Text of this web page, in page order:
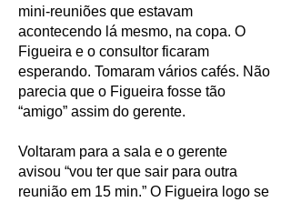
mini-reuniões que estavam
acontecendo lá mesmo, na copa. O
Figueira e o consultor ficaram
esperando. Tomaram vários cafés. Não
parecia que o Figueira fosse tão
“amigo” assim do gerente.
Voltaram para a sala e o gerente
avisou “vou ter que sair para outra
reunião em 15 min.” O Figueira logo se